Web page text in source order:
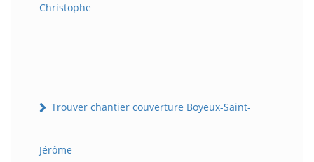
Christophe
Trouver chantier couverture Boyeux-Saint-
Jérôme